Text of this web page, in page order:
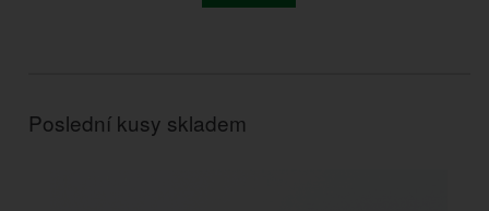
Poslední kusy skladem